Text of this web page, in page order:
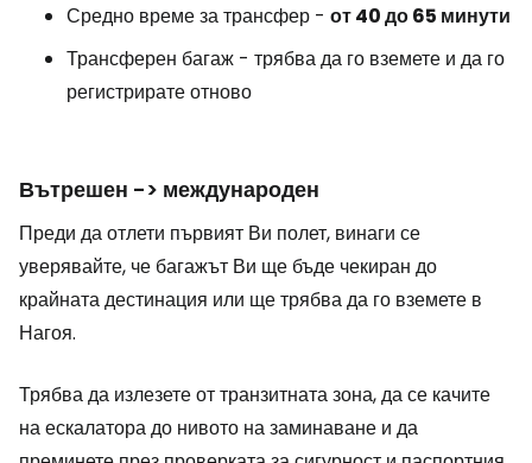
Средно време за трансфер - от 40 до 65 минути
Трансферен багаж - трябва да го вземете и да го
регистрирате отново
Вътрешен -> международен
Преди да отлети първият Ви полет, винаги се
уверявайте, че багажът Ви ще бъде чекиран до
крайната дестинация или ще трябва да го вземете в
Нагоя.
Трябва да излезете от транзитната зона, да се качите
на ескалатора до нивото на заминаване и да